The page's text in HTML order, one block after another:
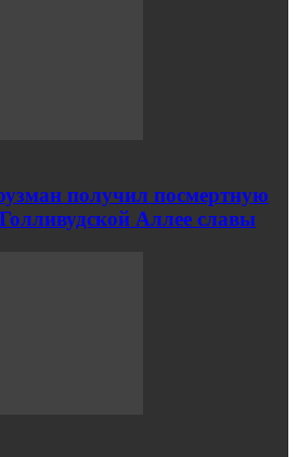
получил посмертную
Аллее славы